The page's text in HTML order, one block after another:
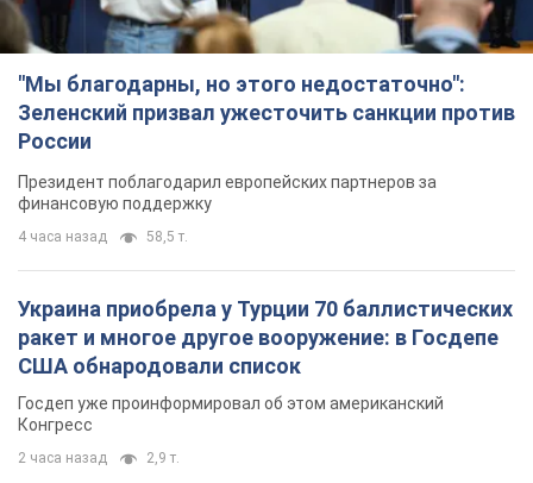
"Мы благодарны, но этого недостаточно":
Зеленский призвал ужесточить санкции против
России
Президент поблагодарил европейских партнеров за
финансовую поддержку
4 часа назад 58,5 т.
Украина приобрела у Турции 70 баллистических
ракет и многое другое вооружение: в Госдепе
США обнародовали список
Госдеп уже проинформировал об этом американский
Конгресс
2 часа назад 2,9 т.